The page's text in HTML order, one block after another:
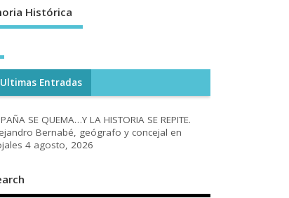
Histórica
Ultimas Entradas
SE QUEMA…Y LA HISTORIA SE REPITE.
Bernabé, geógrafo y concejal en
4 agosto, 2026